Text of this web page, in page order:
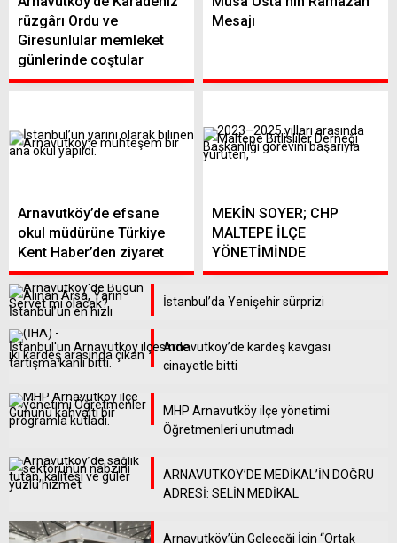
rüzgârı Ordu ve
Giresunlular memleket
günlerinde coştular
Mesajı
Arnavutköy’de efsane
okul müdürüne Türkiye
Kent Haber’den ziyaret
MEKİN SOYER; CHP
MALTEPE İLÇE
YÖNETİMİNDE
İstanbul’da Yenişehir sürprizi
Arnavutköy’de kardeş kavgası
cinayetle bitti
MHP Arnavutköy ilçe yönetimi
Öğretmenleri unutmadı
ARNAVUTKÖY’DE MEDİKAL’İN DOĞRU
ADRESİ: SELİN MEDİKAL
Arnavutköy’ün Geleceği İçin “Ortak